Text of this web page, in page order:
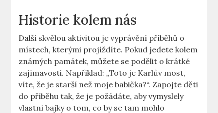
Historie kolem nás
Další skvělou aktivitou⁢ je vyprávění příběhů o​
místech, kterými projíždíte. ⁤Pokud jedete‌ kolem
známých památek, můžete se podělit​ o ⁣krátké
zajímavosti. ⁣Například: „Toto je Karlův most,
víte, že je‍ starší než moje babička?“. Zapojte děti
do příběhu ⁤tak, že je požádáte, ⁤aby⁤ vymyslely
⁢vlastní bajky o ⁣tom, co by se tam mohlo